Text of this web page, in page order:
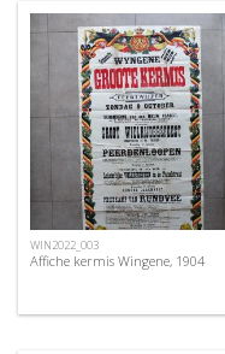
WIN2022_003
Affiche kermis Wingene, 1904